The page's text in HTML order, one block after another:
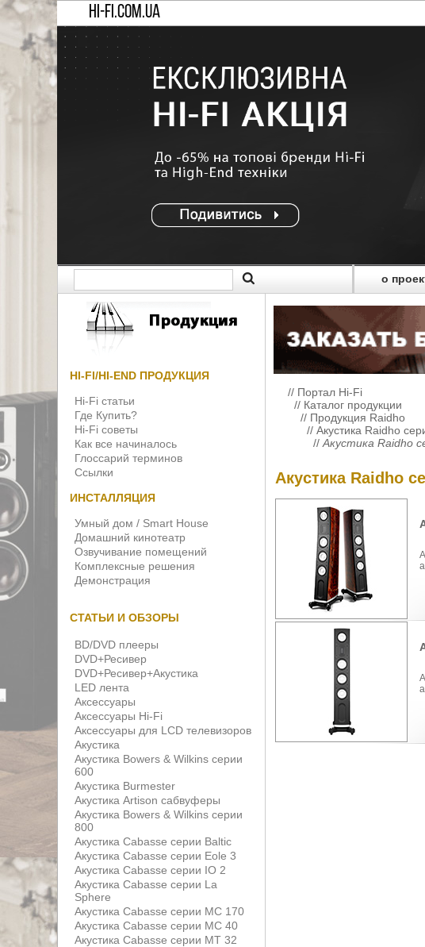
HI-FI.COM.UA
о
HI-FI/HI-END ПРОДУКЦИЯ
Hi-Fi статьи
Где Купить?
Hi-Fi советы
Как все начиналось
Глоссарий терминов
Ссылки
ИНСТАЛЛЯЦИЯ
Умный дом / Smart House
Домашний кинотеатр
Озвучивание помещений
Комплексные решения
Демонстрация
СТАТЬИ И ОБЗОРЫ
BD/DVD плееры
DVD+Ресивер
DVD+Ресивер+Акустика
LED лента
Аксессуары
Аксессуары Hi-Fi
Аксессуары для LCD телевизоров
Акустика
Акустика Bowers & Wilkins серии
600
Акустика Burmester
Акустика Artison сабвуферы
Акустика Bowers & Wilkins серии
800
Акустика Cabasse серии Baltic
Акустика Cabasse серии Eole 3
Акустика Cabasse серии IO 2
Акустика Cabasse серии La
Sphere
Акустика Cabasse серии MC 170
Акустика Cabasse серии MC 40
Акустика Cabasse серии MT 32
// Портал Hi-Fi
// Каталог продукции
// Продукция Raidho
// Акустика Raidho
// Акустика Raidho
Акустика Raidho